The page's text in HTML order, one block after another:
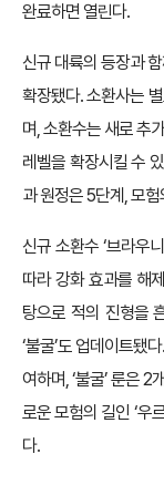
완료하면 열린다.
신규 대륙의 등장과
확장됐다. 소환사는
며, 소환수는 새로 추
레벨을 확장시킬 수
과 원정은 5단계, 모
신규 소환수 ‘브라우
따라 강화 효과를 해
탕으로 적의 진형을
‘불굴’도 업데이트됐
여하며, ‘불굴’ 룬은
로운 모험의 길인 ‘우
다.